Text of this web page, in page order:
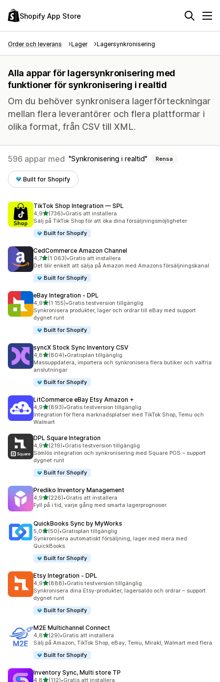
Shopify App Store
Order och leverans Lager Lagersynkronisering
Alla appar för lagersynkronisering med
funktioner för synkronisering i realtid
Om du behöver synkronisera lagerförteckningar
mellan flera leverantörer och flera plattformar i
olika format, från CSV till XML.
596 appar med Synkronisering i realtid Rensa
Built for Shopify
TikTok Shop Integration — SPL
4,9av 5 stjärnor
(736)
736 recensioner totalt
•Gratis att installera
Sälj på TikTok Shop för att öka dina försäljningsmöjligheter
Built for Shopify
CedCommerce Amazon Channel
4,7av 5 stjärnor
(1 063)
1063 recensioner totalt
•Gratis att installera
Det blir enkelt att sälja på Amazon med Amazons försäljningskanal
Built for Shopify
eBay Integration ‑ DPL
4,9av 5 stjärnor
(1 155)
1155 recensioner totalt
•Gratis testversion tillgänglig
Synkronisera produkter, lager och ordrar till eBay med support
dygnet runt
Built for Shopify
syncX Stock Sync Inventory CSV
4,8av 5 stjärnor
(804)
804 recensioner totalt
•Gratisplan tillgänglig
Massuppdatera, importera och synkronisera flera butiker och valfria
anslutningar
Built for Shopify
LitCommerce eBay Etsy Amazon +
4,9av 5 stjärnor
(893)
893 recensioner totalt
•Gratis testversion tillgänglig
Integration för flera marknadsplatser med TikTok Shop, Temu och
Walmart
DPL Square Integration
4,9av 5 stjärnor
(219)
219 recensioner totalt
•Gratis testversion tillgänglig
Sömlös integration och synkronisering med Square POS – support
dygnet runt
Built for Shopify
Prediko Inventory Management
4,9av 5 stjärnor
(226)
226 recensioner totalt
•Gratis att installera
Fyll på i tid, varje gång med smarta lagerprognoser.
QuickBooks Sync by MyWorks
5,0av 5 stjärnor
(50)
50 recensioner totalt
•Gratisplan tillgänglig
Synkronisera automatiskt försäljning, lager med mera med
QuickBooks.
Built for Shopify
Etsy Integration ‑ DPL
4,9av 5 stjärnor
(888)
888 recensioner totalt
•Gratis testversion tillgänglig
Synkronisera dina Etsy-produkter, lagersaldo och ordrar – support
dygnet runt
Built for Shopify
M2E Multichannel Connect
4,8av 5 stjärnor
(29)
29 recensioner totalt
•Gratis att installera
Sälj på Amazon, TikTok Shop, eBay, Temu, Mirakl, Walmart med flera
Built for Shopify
Inventory Sync, Multi store TP
4,8av 5 stjärnor
(112)•Gratis att installera